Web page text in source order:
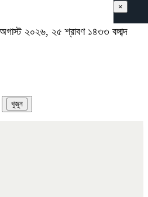
২০২৬, ২৫ শ্রাবণ ১৪৩৩ বঙ্গাব্দ
×